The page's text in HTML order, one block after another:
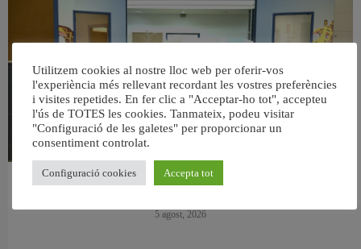
València reforma l’Escola Infantil Pardalets i instal·larà aire condicionat a totes
5 agost, 2026
Utilitzem cookies al nostre lloc web per oferir-vos
l'experiència més rellevant recordant les vostres preferències
i visites repetides. En fer clic a "Acceptar-ho tot", accepteu
l'ús de TOTES les cookies. Tanmateix, podeu visitar
"Configuració de les galetes" per proporcionar un
consentiment controlat.
Configuració cookies Accepta tot